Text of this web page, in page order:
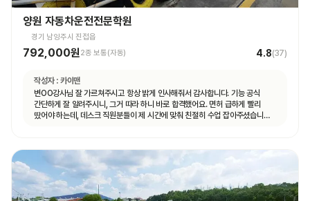
양원 자동차운전전문학원
경기 남양주시 진접읍
792,000원2종 보통(자동) 4.8(37)
작성자 : 카이맨
변OO강사님 잘 가르쳐주시고 항상 밝게 인사해줘서 감사합니다. 기능 공식
간단하게 잘 알려주시니, 그거 따라 하니 바로 합격했어요. 면허 급하게 빨리
땄어야 하는데, 데스크 직원분들이 제 시간에 맞춰 친절히 수업 잡아주셨습니다.